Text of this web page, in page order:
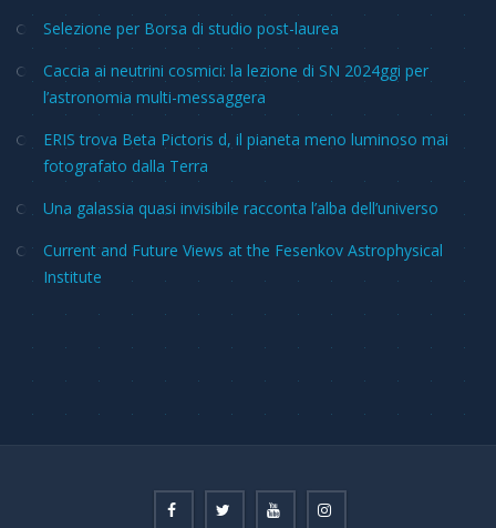
Selezione per Borsa di studio post-laurea
Caccia ai neutrini cosmici: la lezione di SN 2024ggi per
l’astronomia multi-messaggera
ERIS trova Beta Pictoris d, il pianeta meno luminoso mai
fotografato dalla Terra
Una galassia quasi invisibile racconta l’alba dell’universo
Current and Future Views at the Fesenkov Astrophysical
Institute